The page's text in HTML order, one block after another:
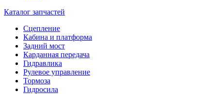
Каталог запчастей
Сцепление
Кабина и платформа
Задний мост
Карданная передача
Гидравлика
Рулевое управление
Тормоза
Гидросила